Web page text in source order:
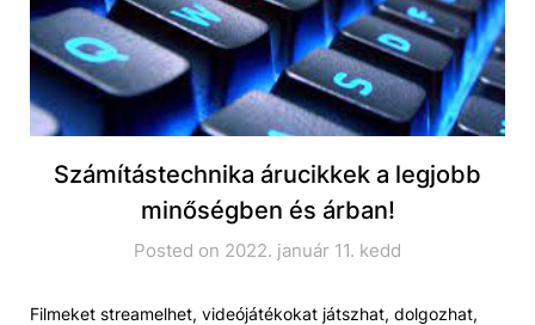
Számítástechnika árucikkek a legjobb
minőségben és árban!
Posted on 2022. január 11. kedd
Filmeket streamelhet, videójátékokat játszhat, dolgozhat,